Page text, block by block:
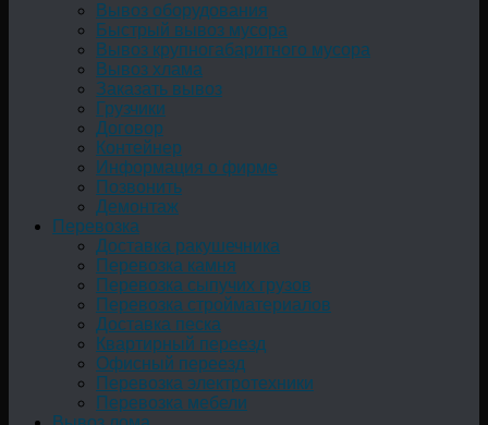
Вывоз оборудования
Быстрый вывоз мусора
Вывоз крупногабаритного мусора
Вывоз хлама
Заказать вывоз
Грузчики
Договор
Контейнер
Информация о фирме
Позвонить
Демонтаж
Перевозка
Доставка ракушечника
Перевозка камня
Перевозка сыпучих грузов
Перевозка стройматериалов
Доставка песка
Квартирный переезд
Офисный переезд
Перевозка электротехники
Перевозка мебели